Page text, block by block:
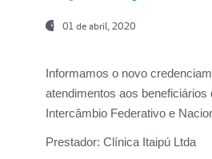
01 de abril, 2020
Informamos o novo
atendimentos aos beneficiários
Intercâmbio Federativo e
Prestador: Clínica Itaipú Ltda